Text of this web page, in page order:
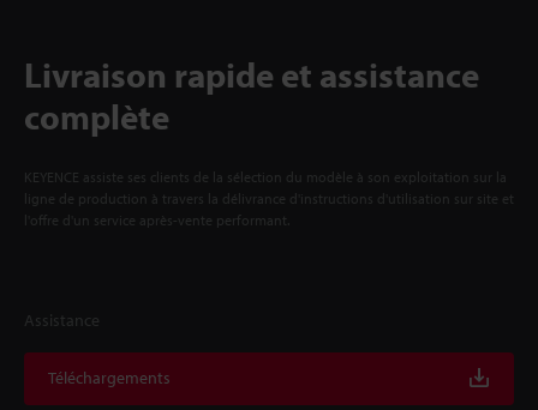
Livraison rapide et assistance
complète
KEYENCE assiste ses clients de la sélection du modèle à son exploitation sur la
ligne de production à travers la délivrance d'instructions d'utilisation sur site et
l'offre d'un service après-vente performant.
Assistance
Téléchargements